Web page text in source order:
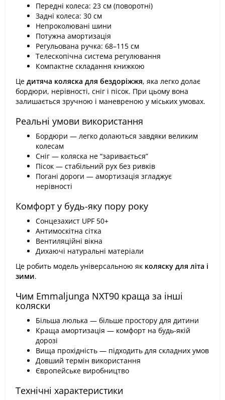
Передні колеса: 23 см (поворотні)
Задні колеса: 30 см
Непроколювані шини
Потужна амортизація
Регульована ручка: 68–115 см
Телескопічна система регулювання
Компактне складання книжкою
Це дитяча коляска для бездоріжжя, яка легко долає
бордюри, нерівності, сніг і пісок. При цьому вона
залишається зручною і маневреною у міських умовах.
Реальні умови використання
Бордюри — легко долаються завдяки великим
колесам
Сніг — коляска не “заривається”
Пісок — стабільний рух без ривків
Погані дороги — амортизація згладжує
нерівності
Комфорт у будь-яку пору року
Сонцезахист UPF 50+
Антимоскітна сітка
Вентиляційні вікна
Дихаючі натуральні матеріали
Це робить модель універсальною як коляску для літа і
зими.
Чим Emmaljunga NXT90 краща за інші
коляски
Більша люлька — більше простору для дитини
Краща амортизація — комфорт на будь-якій
дорозі
Вища прохідність — підходить для складних умов
Довший термін використання
Європейське виробництво
Технічні характеристики